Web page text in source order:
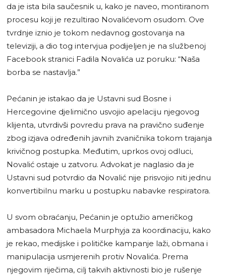
da je ista bila saučesnik u, kako je naveo, montiranom
procesu koji je rezultirao Novalićevom osudom. Ove
tvrdnje iznio je tokom nedavnog gostovanja na
televiziji, a dio tog intervjua podijeljen je na službenoj
Facebook stranici Fadila Novalića uz poruku: “Naša
borba se nastavlja.”
Pećanin je istakao da je Ustavni sud Bosne i
Hercegovine djelimično usvojio apelaciju njegovog
klijenta, utvrdivši povredu prava na pravično suđenje
zbog izjava određenih javnih zvaničnika tokom trajanja
krivičnog postupka. Međutim, uprkos ovoj odluci,
Novalić ostaje u zatvoru. Advokat je naglasio da je
Ustavni sud potvrdio da Novalić nije prisvojio niti jednu
konvertibilnu marku u postupku nabavke respiratora.
U svom obraćanju, Pećanin je optužio američkog
ambasadora Michaela Murphyja za koordinaciju, kako
je rekao, medijske i političke kampanje laži, obmana i
manipulacija usmjerenih protiv Novalića. Prema
njegovim riječima, cilj takvih aktivnosti bio je rušenje